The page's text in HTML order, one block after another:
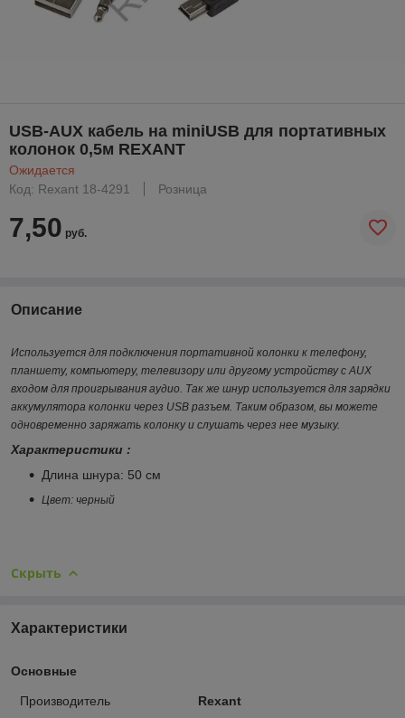
USB-AUX кабель на miniUSB для портативных
колонок 0,5м REXANT
Ожидается
Код: Rexant 18-4291
Розница
7,50 руб.
Описание
Используется для подключения портативной колонки к телефону,
планшету, компьютеру, телевизору или другому устройству с AUX
входом для проигрывания аудио. Так же шнур используется для зарядки
аккумулятора колонки через USB разъем. Таким образом, вы можете
одновременно заряжать колонку и слушать через нее музыку.
Характеристики :
Длина шнура: 50 см
Цвет: черный
Скрыть
Характеристики
Основные
Производитель
Rexant